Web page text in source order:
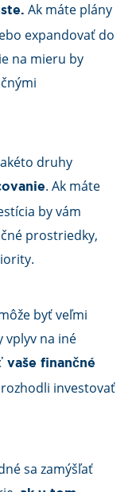
Ak máte plány
expandovať do
na mieru by
druhy
. Ak máte
by vám
prostriedky,
byť veľmi
vplyv na iné
vaše finančné
investovať
sa zamýšľať